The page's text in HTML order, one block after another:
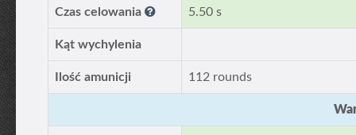
Czas celowania 5.50 s
Kąt wychylenia
Ilość amunicji 112 rounds